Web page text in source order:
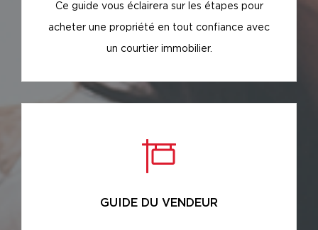
Ce guide vous éclairera sur les étapes pour
acheter une propriété en tout confiance avec
un courtier immobilier.
GUIDE DU VENDEUR